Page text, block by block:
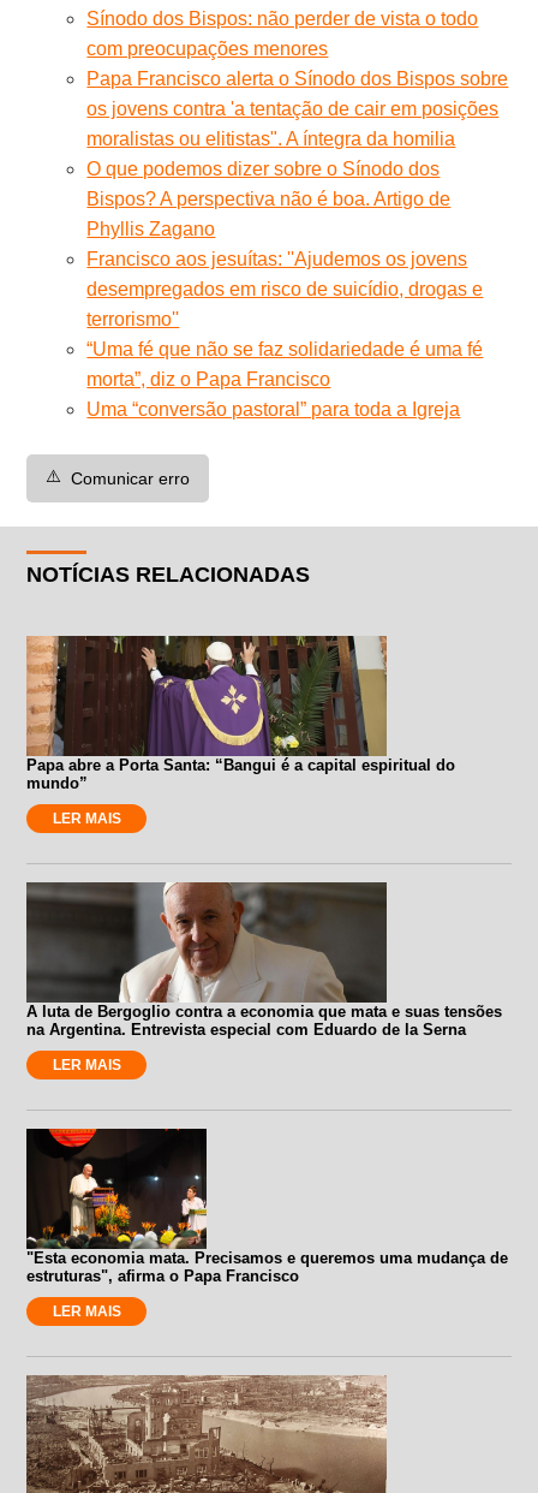
Sínodo dos Bispos: não perder de vista o todo
com preocupações menores
Papa Francisco alerta o Sínodo dos Bispos sobre
os jovens contra 'a tentação de cair em posições
moralistas ou elitistas". A íntegra da homilia
O que podemos dizer sobre o Sínodo dos
Bispos? A perspectiva não é boa. Artigo de
Phyllis Zagano
Francisco aos jesuítas: ''Ajudemos os jovens
desempregados em risco de suicídio, drogas e
terrorismo''
“Uma fé que não se faz solidariedade é uma fé
morta”, diz o Papa Francisco
Uma “conversão pastoral” para toda a Igreja
⚠️ Comunicar erro
NOTÍCIAS RELACIONADAS
Papa abre a Porta Santa: “Bangui é a capital espiritual do
mundo”
LER MAIS
A luta de Bergoglio contra a economia que mata e suas tensões
na Argentina. Entrevista especial com Eduardo de la Serna
LER MAIS
"Esta economia mata. Precisamos e queremos uma mudança de
estruturas", afirma o Papa Francisco
LER MAIS